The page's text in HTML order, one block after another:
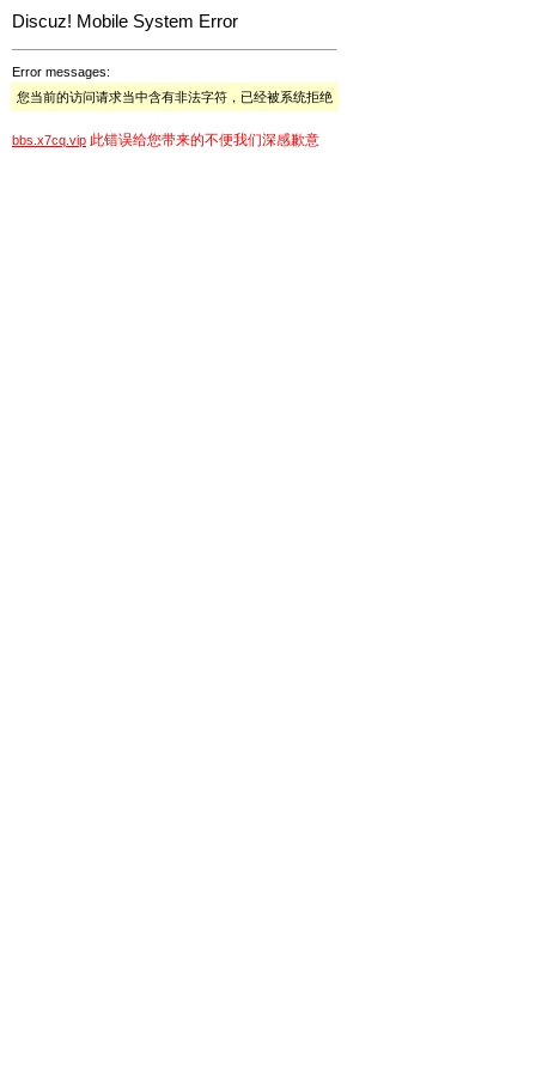
Discuz! Mobile System Error
Error messages:
您当前的访问请求当中含有非法字符，已经被系统拒绝
bbs.x7cq.vip 此错误给您带来的不便我们深感歉意